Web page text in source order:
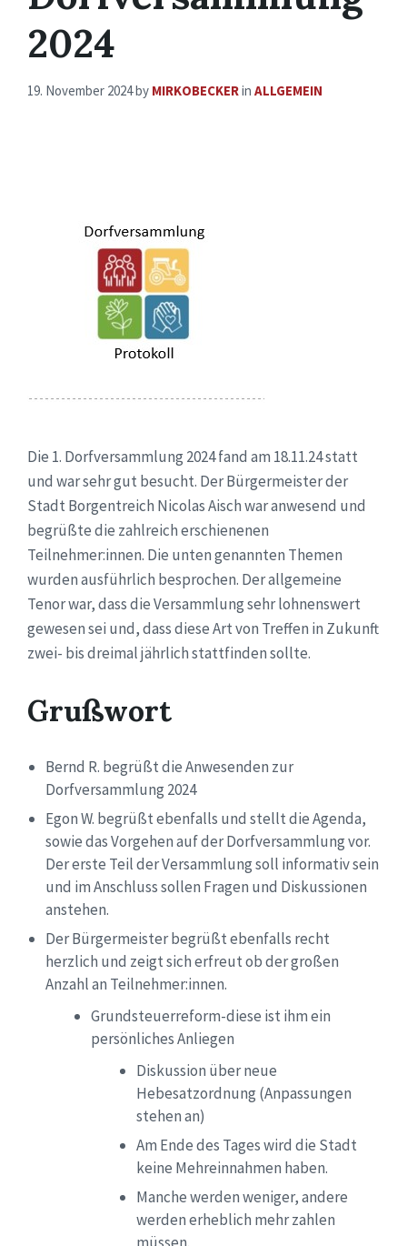
2024
19. November 2024by MIRKOBECKERin ALLGEMEIN
Die 1. Dorfversammlung 2024 fand am 18.11.24 statt
und war sehr gut besucht. Der Bürgermeister der
Stadt Borgentreich Nicolas Aisch war anwesend und
begrüßte die zahlreich erschienenen
Teilnehmer:innen. Die unten genannten Themen
wurden ausführlich besprochen. Der allgemeine
Tenor war, dass die Versammlung sehr lohnenswert
gewesen sei und, dass diese Art von Treffen in Zukunft
zwei- bis dreimal jährlich stattfinden sollte.
Grußwort
Bernd R. begrüßt die Anwesenden zur
Dorfversammlung 2024
Egon W. begrüßt ebenfalls und stellt die Agenda,
sowie das Vorgehen auf der Dorfversammlung vor.
Der erste Teil der Versammlung soll informativ sein
und im Anschluss sollen Fragen und Diskussionen
anstehen.
Der Bürgermeister begrüßt ebenfalls recht
herzlich und zeigt sich erfreut ob der großen
Anzahl an Teilnehmer:innen.
Grundsteuerreform-diese ist ihm ein
persönliches Anliegen
Diskussion über neue
Hebesatzordnung (Anpassungen
stehen an)
Am Ende des Tages wird die Stadt
keine Mehreinnahmen haben.
Manche werden weniger, andere
werden erheblich mehr zahlen